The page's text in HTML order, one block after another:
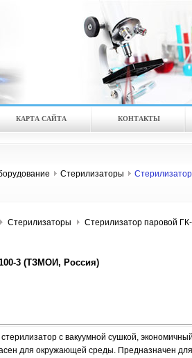
КАРТА САЙТА КОНТАКТЫ
Стерилизаторы
Стерилизаторы
Стерилизатор паровой
3 (ТЗМОИ, Россия)
с вакуумной сушкой,
для окружающей среды. Предназначен для